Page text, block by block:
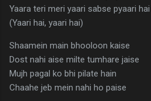
Yaara teri meri yaari sabse pyaari hai
(Yaari hai, yaari hai)
Shaamein main bhooloon kaise
Dost nahi aise milte tumhare jaise
Mujh pagal ko bhi pilate hain
Chaahe jeb mein nahi ho paise